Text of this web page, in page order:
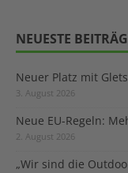
NEUESTE
Neuer Platz mit
3. August 2026
Neue EU-Regeln:
2. August 2026
„Wir sind die